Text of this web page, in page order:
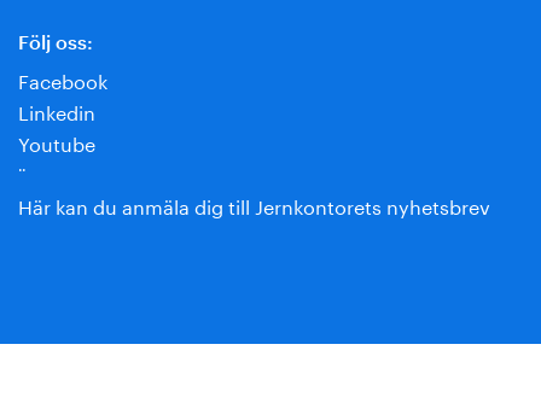
Följ oss:
Facebook
Linkedin
Youtube
¨
Här kan du anmäla dig till Jernkontorets nyhetsbrev